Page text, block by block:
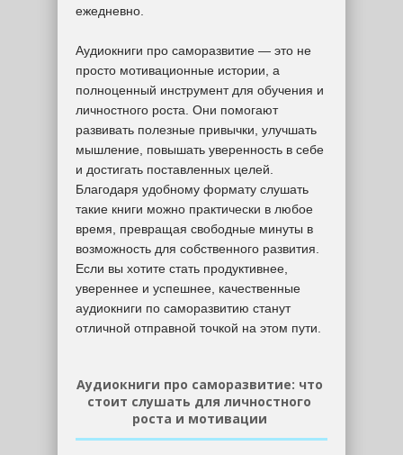
ежедневно.
Аудиокниги про саморазвитие — это не
просто мотивационные истории, а
полноценный инструмент для обучения и
личностного роста. Они помогают
развивать полезные привычки, улучшать
мышление, повышать уверенность в себе
и достигать поставленных целей.
Благодаря удобному формату слушать
такие книги можно практически в любое
время, превращая свободные минуты в
возможность для собственного развития.
Если вы хотите стать продуктивнее,
увереннее и успешнее, качественные
аудиокниги по саморазвитию станут
отличной отправной точкой на этом пути.
Аудиокниги про саморазвитие: что
стоит слушать для личностного
роста и мотивации